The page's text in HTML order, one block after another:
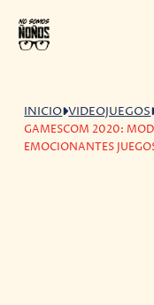
INICIO VIDEOJUEGOS
GAMESCOM 2020:
EMOCIONANTES